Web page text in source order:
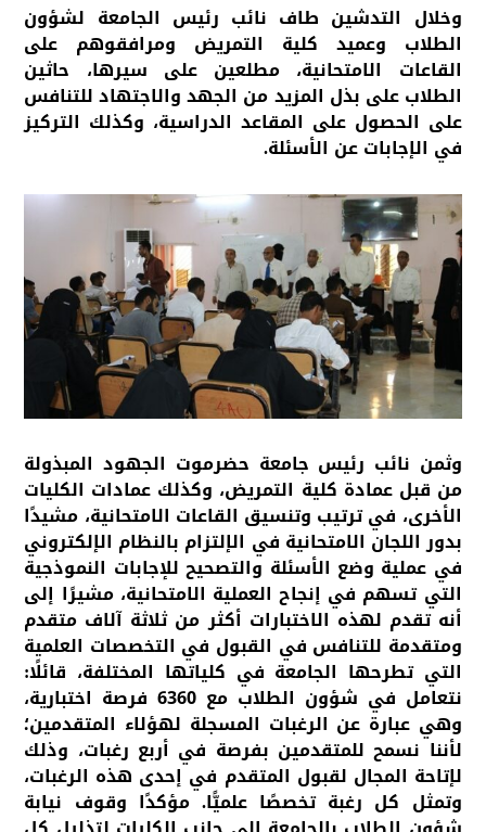
وخلال التدشين طاف نائب رئيس الجامعة لشؤون
الطلاب وعميد كلية التمريض ومرافقوهم على
القاعات الامتحانية، مطلعين على سيرها، حاثين
الطلاب على بذل المزيد من الجهد والاجتهاد للتنافس
على الحصول على المقاعد الدراسية، وكذلك التركيز
في الإجابات عن الأسئلة.
وثمن نائب رئيس جامعة حضرموت الجهود المبذولة
من قبل عمادة كلية التمريض، وكذلك عمادات الكليات
الأخرى، في ترتيب وتنسيق القاعات الامتحانية، مشيدًا
بدور اللجان الامتحانية في الإلتزام بالنظام الإلكتروني
في عملية وضع الأسئلة والتصحيح للإجابات النموذجية
التي تسهم في إنجاح العملية الامتحانية، مشيرًا إلى
أنه تقدم لهذه الاختبارات أكثر من ثلاثة آلاف متقدم
ومتقدمة للتنافس في القبول في التخصصات العلمية
التي تطرحها الجامعة في كلياتها المختلفة، قائلًا:
نتعامل في شؤون الطلاب مع 6360 فرصة اختبارية،
وهي عبارة عن الرغبات المسجلة لهؤلاء المتقدمين؛
لأننا نسمح للمتقدمين بفرصة في أربع رغبات، وذلك
لإتاحة المجال لقبول المتقدم في إحدى هذه الرغبات،
وتمثل كل رغبة تخصصًا علميًّا. مؤكدًا وقوف نيابة